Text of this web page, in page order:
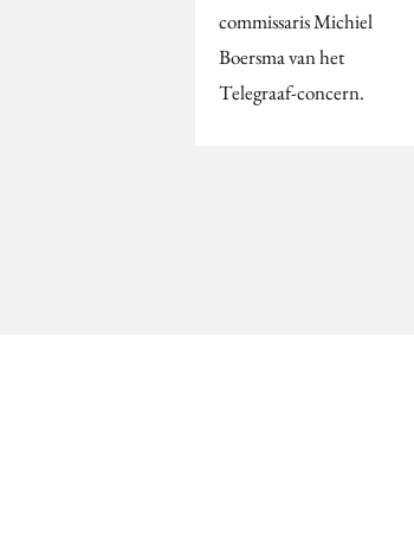
commissaris Michiel
Boersma van het
Telegraaf-concern.